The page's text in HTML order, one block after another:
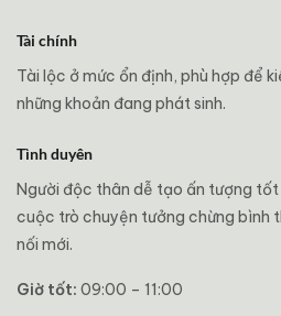
Tài chính
Tài lộc ở mức ổn định, phù hợp để
những khoản đang phát sinh.
Tình duyên
Người độc thân dễ tạo ấn tượng tốt
cuộc trò chuyện tưởng chừng bình
nối mới.
Giờ tốt: 09:00 – 11:00